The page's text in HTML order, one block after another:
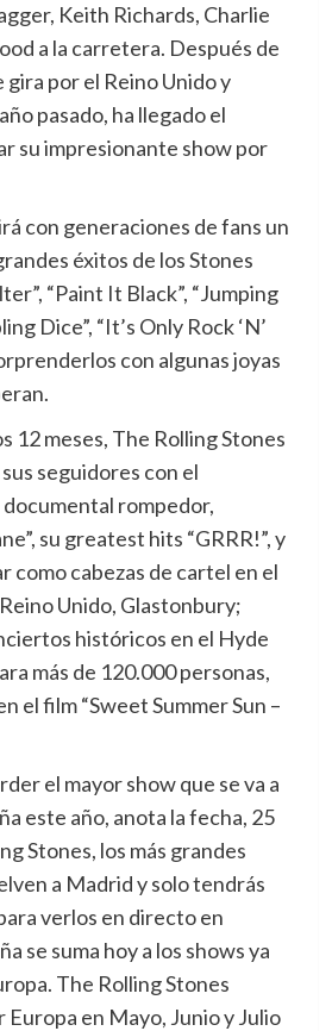
Keith Richards, Charlie
a la carretera. Después de
por el Reino Unido y
pasado, ha llegado el
su impresionante show por
con generaciones de fans un
éxitos de los Stones
“Paint It Black”, “Jumping
Dice”, “It’s Only Rock ‘N’
con algunas joyas
12 meses, The Rolling Stones
seguidores con el
rompedor,
su greatest hits “GRRR!”, y
como cabezas de cartel en el
Unido, Glastonbury;
históricos en el Hyde
más de 120.000 personas,
el film “Sweet Summer Sun –
el mayor show que se va a
este año, anota la fecha, 25
Stones, los más grandes
a Madrid y solo tendrás
verlos en directo en
se suma hoy a los shows ya
The Rolling Stones
Europa en Mayo, Junio y Julio